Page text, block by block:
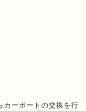
カーポートの交換を行